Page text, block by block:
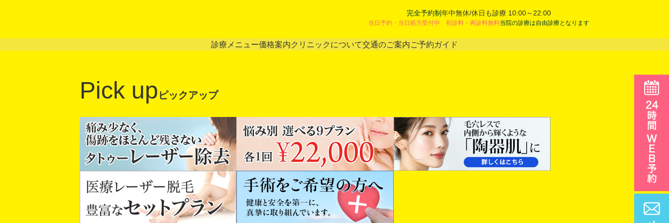
完全予約制年中無休/休日も診療 10:00～22:00
当日予約・当日処方受付中 初診料・再診料無料当院の診療は自由診療となります
診療メニュー価格案内クリニックについて交通のご案内ご予約ガイド
Pick up ピックアップ